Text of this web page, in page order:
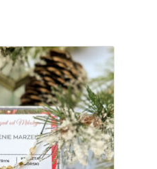
wariantów.
Opcje
można
wybrać
na
stronie
produktu